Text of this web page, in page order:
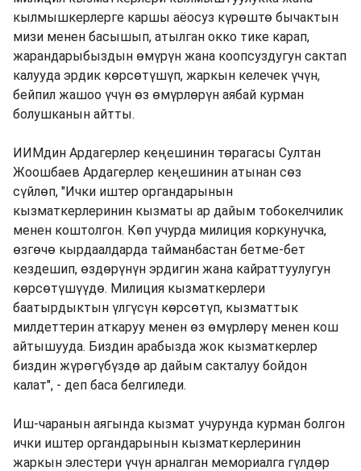
кылмышкерлерге каршы аёосуз күрөштө бычактын
мизи менен басышып, атылган окко тике карап,
жарандарыбыздын өмүрүн жана коопсуздугун сактап
калууда эрдик көрсөтүшүп, жаркын келечек үчүн,
бейпил жашоо үчүн өз өмүрлөрүн аябай курман
болушканын айтты.
ИИМдин Ардагерлер кеңешинин төрагасы Султан
Жоошбаев Ардагерлер кеңешинин атынан сөз
сүйлөп, "Ички иштер органдарынын
кызматкерлеринин кызматы ар дайым тобокелчилик
менен коштолгон. Көп учурда милиция коркунучка,
өзгөчө кырдаалдарда тайманбастан бетме-бет
кездешип, өздөрүнүн эрдигин жана кайраттуулугун
көрсөтүшүүдө. Милиция кызматкерлери
баатырдыктын үлгүсүн көрсөтүп, кызматтык
милдеттерин аткаруу менен өз өмүрлөрү менен кош
айтышууда. Биздин арабызда жок кызматкерлер
биздин жүрөгүбүздө ар дайым сакталуу бойдон
калат", - деп баса белгиледи.
Иш-чаранын аягында кызмат учурунда курман болгон
ички иштер органдарынын кызматкерлеринин
жаркын элестери үчүн арналган мемориалга гүлдөр